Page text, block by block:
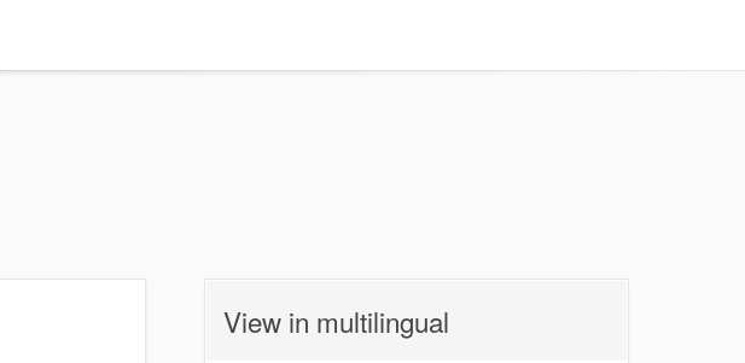
View in multilingual